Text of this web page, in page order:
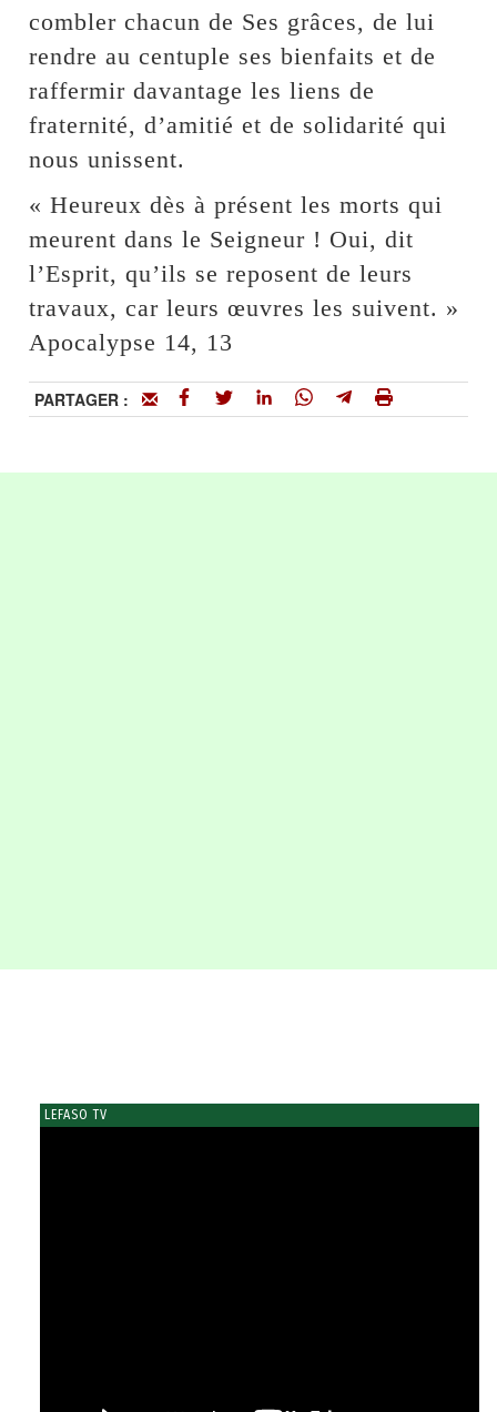
combler chacun de Ses grâces, de lui
rendre au centuple ses bienfaits et de
raffermir davantage les liens de
fraternité, d’amitié et de solidarité qui
nous unissent.
« Heureux dès à présent les morts qui
meurent dans le Seigneur ! Oui, dit
l’Esprit, qu’ils se reposent de leurs
travaux, car leurs œuvres les suivent. »
Apocalypse 14, 13
PARTAGER :
LEFASO TV